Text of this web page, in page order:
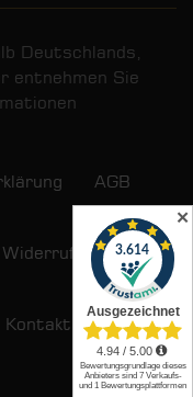
✕
Deutschlands,
entnehmen Sie
AGB
Widerrufs­recht
Kontakt